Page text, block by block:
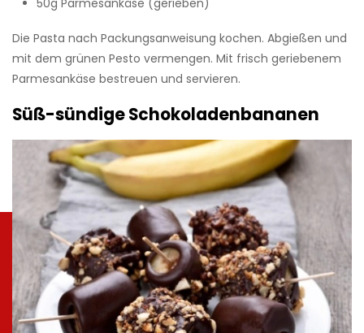
50g Parmesankäse (gerieben)
Die Pasta nach Packungsanweisung kochen. Abgießen und
mit dem grünen Pesto vermengen. Mit frisch geriebenem
Parmesankäse bestreuen und servieren.
Süß-sündige Schokoladenbananen